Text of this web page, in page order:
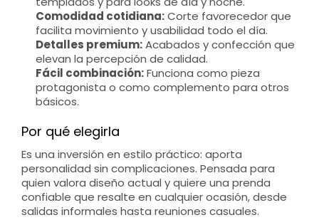
Comodidad cotidiana:Corte favorecedor que
facilita movimiento y usabilidad todo el día.
Detalles premium:Acabados y confección que
elevan la percepción de calidad.
Fácil combinación:Funciona como pieza
protagonista o como complemento para otros
básicos.
Por qué elegirla
Es una inversión en estilo práctico: aporta
personalidad sin complicaciones. Pensada para
quien valora diseño actual y quiere una prenda
confiable que resalte en cualquier ocasión, desde
salidas informales hasta reuniones casuales.